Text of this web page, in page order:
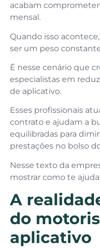
acabam
mensal.
Quando isso
ser um peso
É nesse cenário que
especialistas em
de aplicativo.
Esses profissionais
contrato e ajudam a
equilibradas para
prestações no bolso
Nesse texto da
mostrar como te
A
do
aplicativo